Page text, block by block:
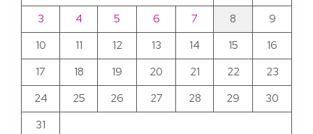
3
4 5 6 7 8
9
10
11 12 13 14 15
16
17
18 19 20 21 22
23
24
25 26 27 28 29
30
31